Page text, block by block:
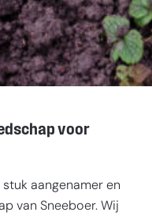
voor
aangenamer en
van Sneeboer. Wij